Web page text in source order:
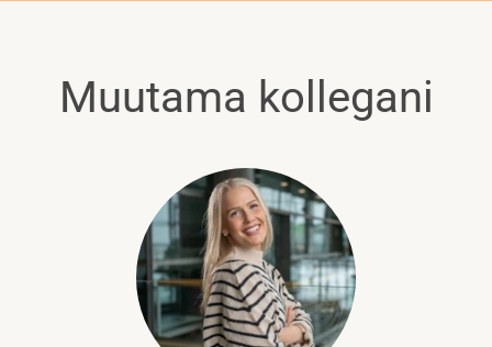
Muutama kollegani